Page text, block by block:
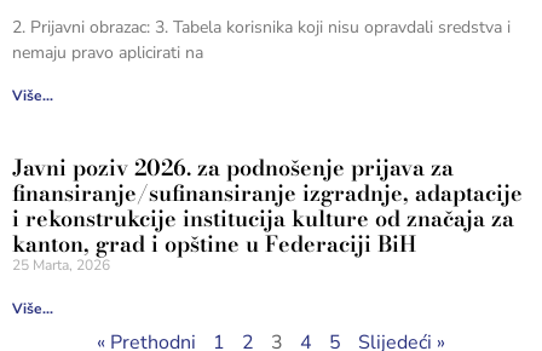
2. Prijavni obrazac: 3. Tabela korisnika koji nisu opravdali sredstva i
nemaju pravo aplicirati na
Više...
Javni poziv 2026. za podnošenje prijava za
finansiranje/sufinansiranje izgradnje, adaptacije
i rekonstrukcije institucija kulture od značaja za
kanton, grad i opštine u Federaciji BiH
25 Marta, 2026
Više...
« Prethodni 1 2 3 4 5 Slijedeći »